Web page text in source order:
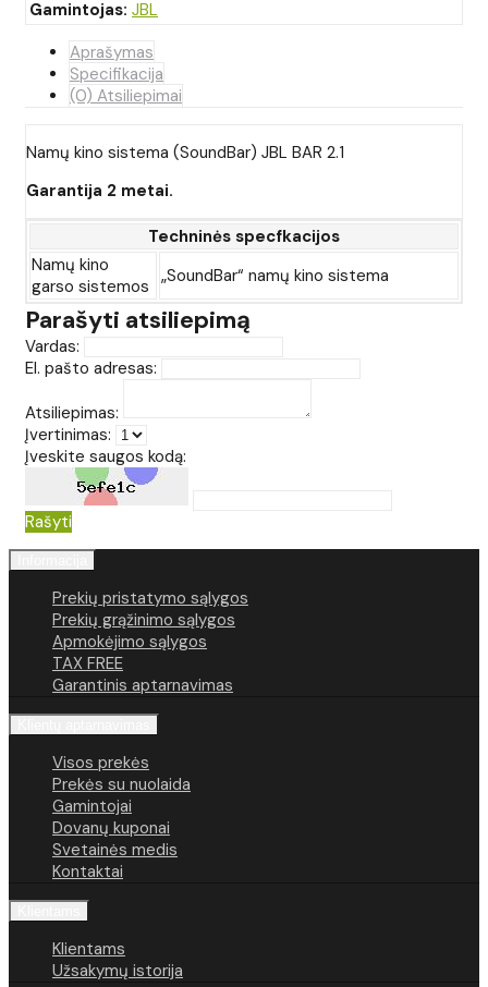
Gamintojas: JBL
Aprašymas
Specifikacija
(0) Atsiliepimai
Namų kino sistema (SoundBar) JBL BAR 2.1
Garantija 2 metai.
Techninės specfkacijos
Namų kino
garso sistemos „SoundBar“ namų kino sistema
Parašyti atsiliepimą
Vardas:
El. pašto adresas:
Atsiliepimas:
Įvertinimas:
Įveskite saugos kodą:
Rašyti
Prekių pristatymo sąlygos
Prekių grąžinimo sąlygos
Apmokėjimo sąlygos
TAX FREE
Garantinis aptarnavimas
Visos prekės
Prekės su nuolaida
Gamintojai
Dovanų kuponai
Svetainės medis
Kontaktai
Klientams
Užsakymų istorija